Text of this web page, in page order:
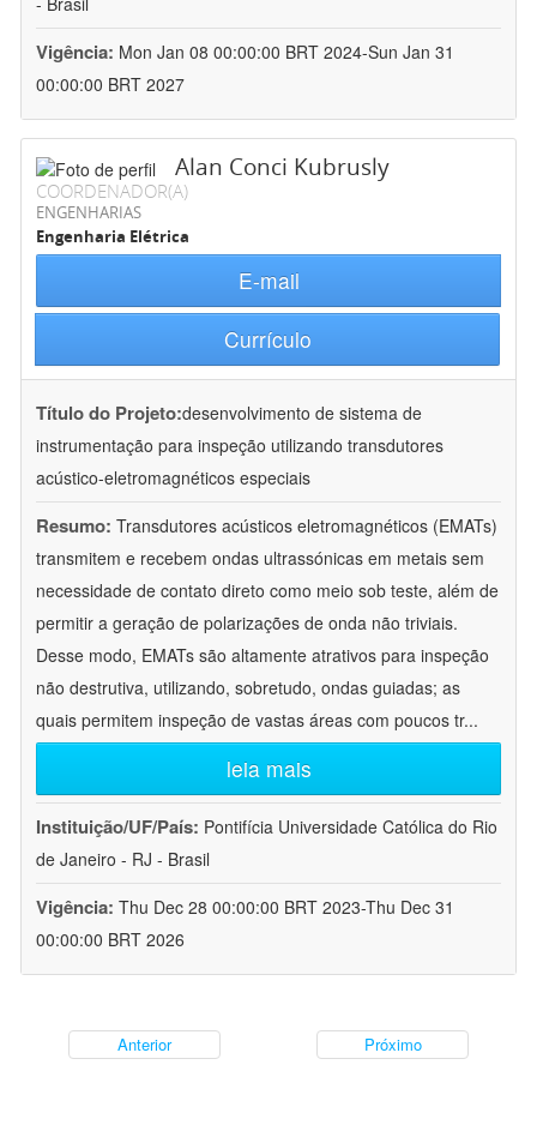
Vigência: Mon Jan 08 00:00:00 BRT 2024-Sun Jan 31
00:00:00 BRT 2027
Alan Conci Kubrusly
COORDENADOR(A)
ENGENHARIAS
Engenharia Elétrica
E-mail
Currículo
Título do Projeto:desenvolvimento de sistema de
instrumentação para inspeção utilizando transdutores
acústico-eletromagnéticos especiais
Resumo: Transdutores acústicos eletromagnéticos (EMATs)
transmitem e recebem ondas ultrassónicas em metais sem
necessidade de contato direto como meio sob teste, além de
permitir a geração de polarizações de onda não triviais.
Desse modo, EMATs são altamente atrativos para inspeção
não destrutiva, utilizando, sobretudo, ondas guiadas; as
quais permitem inspeção de vastas áreas com poucos tr...
leia mais
Instituição/UF/País: Pontifícia Universidade Católica do Rio
de Janeiro - RJ - Brasil
Vigência: Thu Dec 28 00:00:00 BRT 2023-Thu Dec 31
00:00:00 BRT 2026
Anterior Próximo